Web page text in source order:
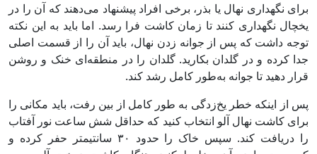
برای نگهداری نهال یا بذر، برخی افراد پیشنهاد می‌دهند که آن را در
یخچال نگهداری کنند تا زمان کاشت فرا رسد. اما باید به این نکته
توجه داشت که پس از جوانه زدن نهال، باید آن را از قسمت اصلی
جدا کرده و در گلدان بکارید. گلدان را در منطقه‌ای خنک و روشن
قرار دهید تا جوانه به‌طور کامل رشد کند.
پس از اینکه خطر یخ‌زدگی به طور کامل از بین رفت، باید مکانی را
برای کاشت نهال آلو انتخاب کنید که حداقل شش ساعت نور آفتاب
را دریافت کند. سپس خاک را حدود ۳۰ سانتیمتر حفر کرده و